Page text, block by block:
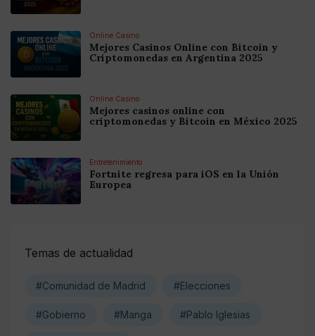
Online Casino
Mejores Casinos Online con Bitcoin y
Criptomonedas en Argentina 2025
Online Casino
Mejores casinos online con
criptomonedas y Bitcoin en México 2025
Entretenimiento
Fortnite regresa para iOS en la Unión
Europea
Temas de actualidad
#Comunidad de Madrid #Elecciones
#Gobierno #Manga #Pablo Iglesias